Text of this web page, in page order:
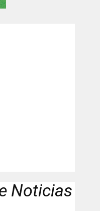
Noticias